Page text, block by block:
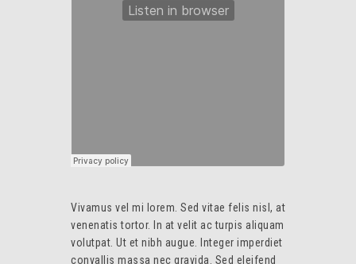
Vivamus vel mi lorem. Sed vitae felis nisl, at
venenatis tortor. In at velit ac turpis aliquam
volutpat. Ut et nibh augue. Integer imperdiet
convallis massa nec gravida. Sed eleifend